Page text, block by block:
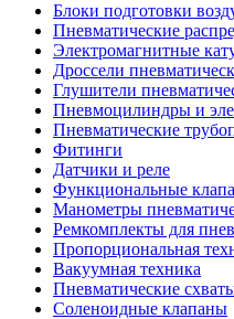
Блоки подготовки
Пневматические
Электромагнитные
Дроссели
Глушители
Пневмоцилиндры и
Пневматические
Фитинги
Датчики и реле
Функциональные
Манометры
Ремкомплекты для
Пропорциональная
Вакуумная техника
Пневматические
Соленоидные клапаны